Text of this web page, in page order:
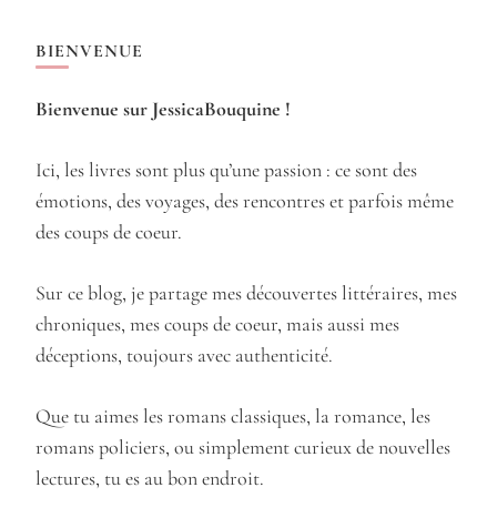
BIENVENUE
Bienvenue sur JessicaBouquine !
Ici, les livres sont plus qu’une passion : ce sont des
émotions, des voyages, des rencontres et parfois même
des coups de coeur.
Sur ce blog, je partage mes découvertes littéraires, mes
chroniques, mes coups de coeur, mais aussi mes
déceptions, toujours avec authenticité.
Que tu aimes les romans classiques, la romance, les
romans policiers, ou simplement curieux de nouvelles
lectures, tu es au bon endroit.